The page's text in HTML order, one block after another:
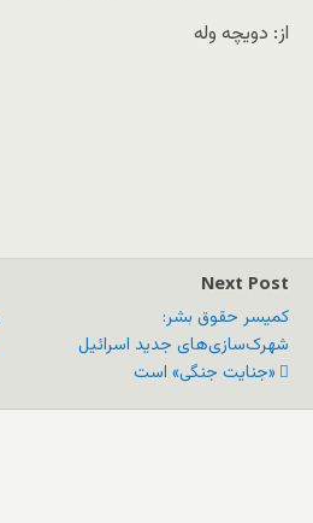
از: دویچه وله
Next Post
کمیسر حقوق بشر:
شهرک‌سازی‌های جدید اسرائیل
«جنایت جنگی» است